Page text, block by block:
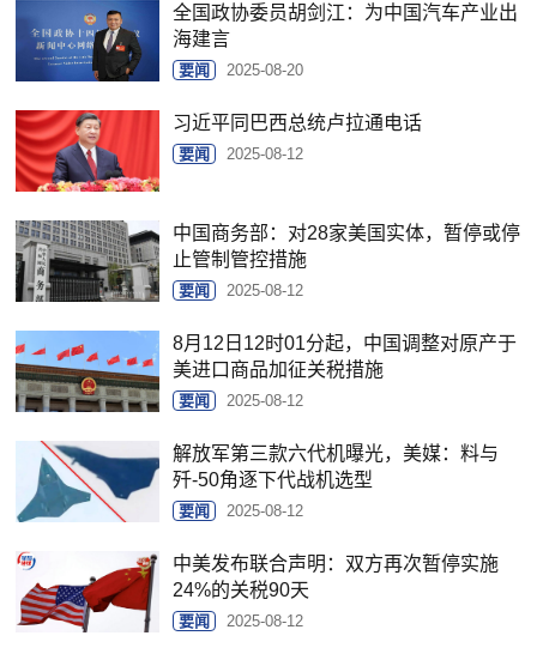
全国政协委员胡剑江：为中国汽车产业出
海建言
要闻 2025-08-20
习近平同巴西总统卢拉通电话
要闻 2025-08-12
中国商务部：对28家美国实体，暂停或停
止管制管控措施
要闻 2025-08-12
8月12日12时01分起，中国调整对原产于
美进口商品加征关税措施
要闻 2025-08-12
解放军第三款六代机曝光，美媒：料与
歼-50角逐下代战机选型
要闻 2025-08-12
中美发布联合声明：双方再次暂停实施
24%的关税90天
要闻 2025-08-12